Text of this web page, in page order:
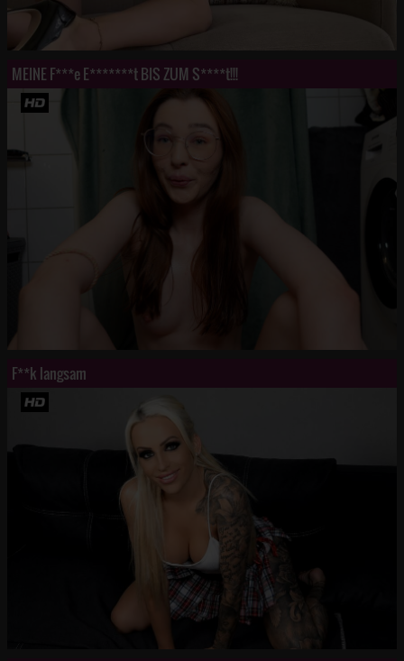
MEINE F***e E*******t BIS ZUM S****t!!!
F**k langsam